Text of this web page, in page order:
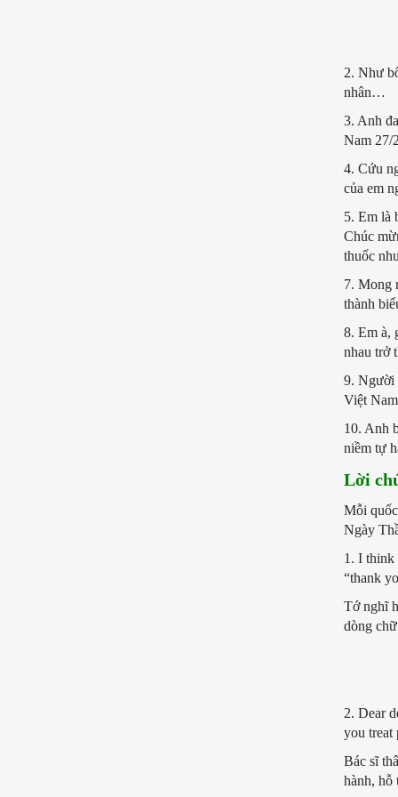
2. Như
nhân…
3. Anh
Nam 27/
4. Cứu
của em
5. Em là
Chúc
thuốc
7. Mong
thành
8. Em à,
nhau trở
9. Người
Việt
10. Anh
niềm tự
Lời
Mỗi
Ngày
1. I think
“thank
Tớ nghĩ
dòng
2. Dear
you treat
Bác sĩ
hành, hỗ